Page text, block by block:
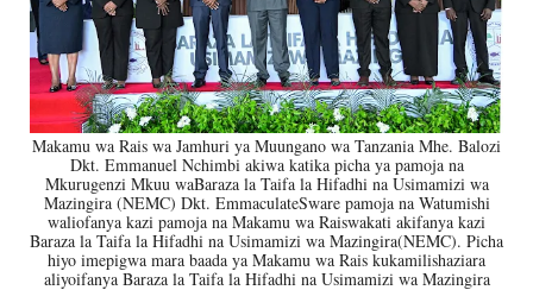
Makamu wa Rais wa Jamhuri ya Muungano wa Tanzania Mhe. Balozi
Dkt. Emmanuel Nchimbi akiwa katika picha ya pamoja na
Mkurugenzi Mkuu waBaraza la Taifa la Hifadhi na Usimamizi wa
Mazingira (NEMC) Dkt. EmmaculateSware pamoja na Watumishi
waliofanya kazi pamoja na Makamu wa Raiswakati akifanya kazi
Baraza la Taifa la Hifadhi na Usimamizi wa Mazingira(NEMC). Picha
hiyo imepigwa mara baada ya Makamu wa Rais kukamilishaziara
aliyoifanya Baraza la Taifa la Hifadhi na Usimamizi wa Mazingira